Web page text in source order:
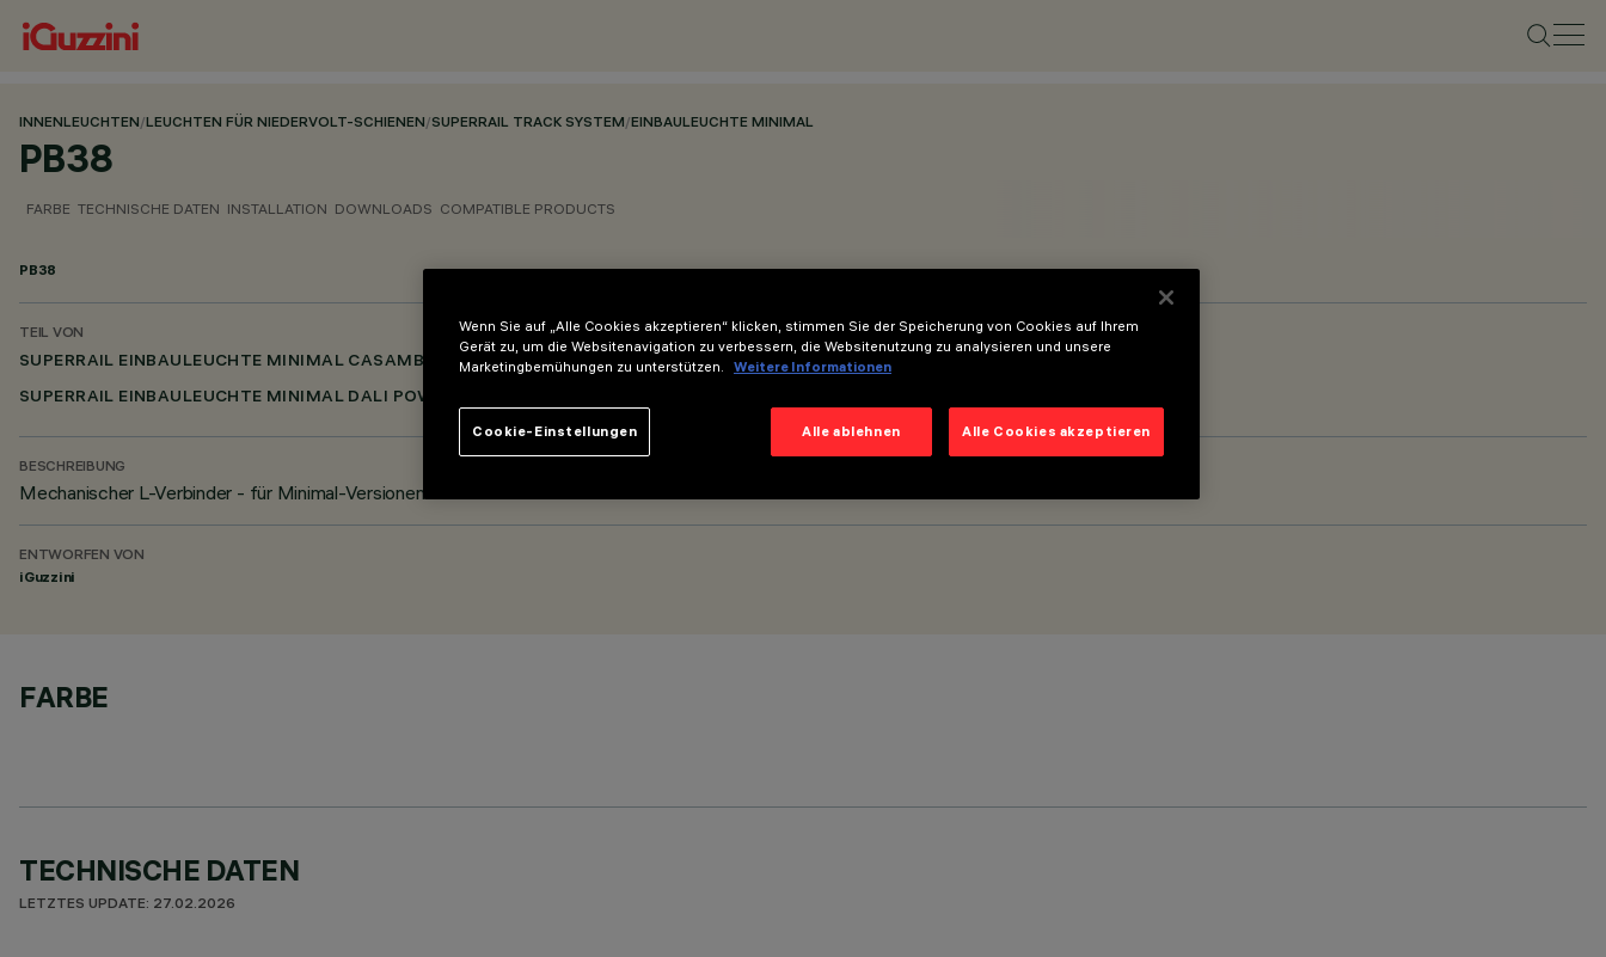
INNENLEUCHTEN/LEUCHTEN FÜR NIEDERVOLT-SCHIENEN/SUPERRAIL TRACK SYSTEM/EINBAULEUCHTE MINIMAL
PB38
FARBE TECHNISCHE DATEN INSTALLATION DOWNLOADS COMPATIBLE PRODUCTS
PB38
TEIL VON
SUPERRAIL EINBAULEUCHTE MINIMAL CASAMBI
SUPERRAIL EINBAULEUCHTE MINIMAL DALI POWERLINE
BESCHREIBUNG
Mechanischer L-Verbinder - für Minimal-Versionen
ENTWORFEN VON
iGuzzini
FARBE
TECHNISCHE DATEN
LETZTES UPDATE: 27.02.2026
Wenn Sie auf „Alle Cookies akzeptieren“ klicken, stimmen Sie der Speicherung von Cookies auf Ihrem
Gerät zu, um die Websitenavigation zu verbessern, die Websitenutzung zu analysieren und unsere
Marketingbemühungen zu unterstützen.
Weitere Informationen
Alle ablehnen Alle Cookies akzeptieren
Cookie-Einstellungen